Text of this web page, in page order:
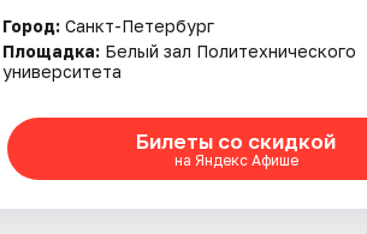
Город: Санкт-Петербург
Площадка: Белый зал Политехнического
университета
Билеты со скидкой
на Яндекс Афише